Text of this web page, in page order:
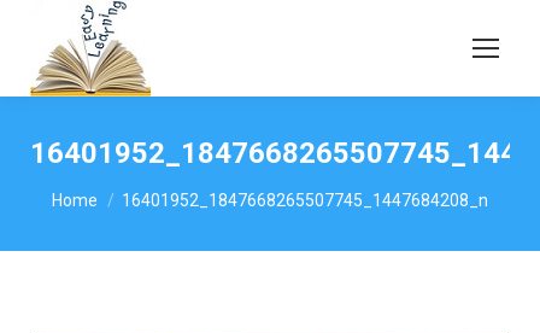
You are here:
Home 16401952_1847668265507745_1447684208_n